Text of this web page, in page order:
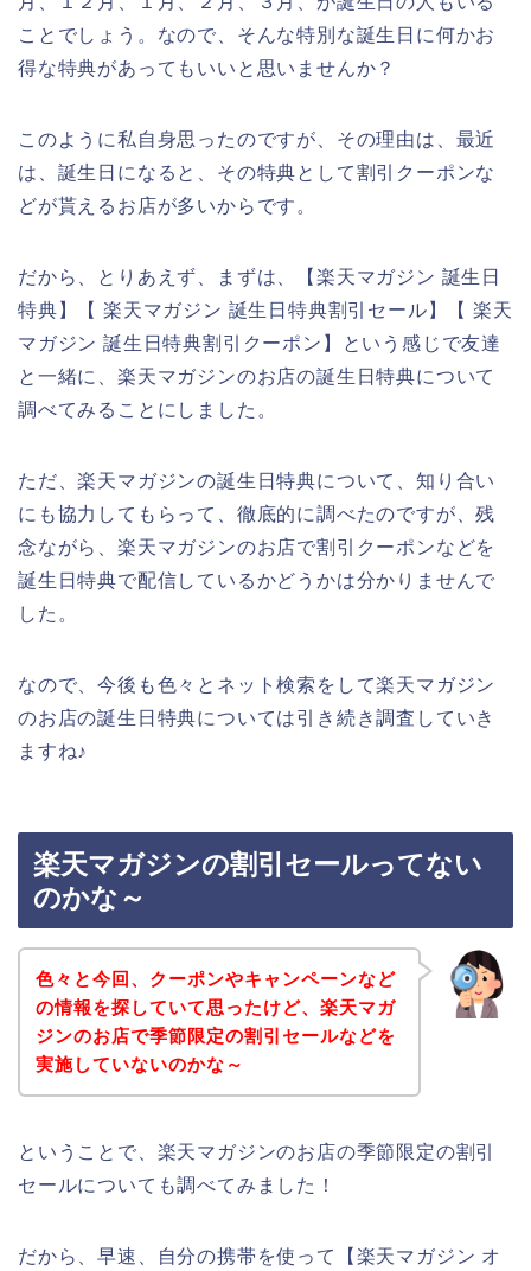
ことでしょう。なので、そんな特別な誕生日に何かお
得な特典があってもいいと思いませんか？
このように私自身思ったのですが、その理由は、最近
は、誕生日になると、その特典として割引クーポンな
どが貰えるお店が多いからです。
だから、とりあえず、まずは、【楽天マガジン 誕生日
特典】【 楽天マガジン 誕生日特典割引セール】【 楽天
マガジン 誕生日特典割引クーポン】という感じで友達
と一緒に、楽天マガジンのお店の誕生日特典について
調べてみることにしました。
ただ、楽天マガジンの誕生日特典について、知り合い
にも協力してもらって、徹底的に調べたのですが、残
念ながら、楽天マガジンのお店で割引クーポンなどを
誕生日特典で配信しているかどうかは分かりませんで
した。
なので、今後も色々とネット検索をして楽天マガジン
のお店の誕生日特典については引き続き調査していき
ますね♪
楽天マガジンの割引セールってない
のかな～
色々と今回、クーポンやキャンペーンなど
の情報を探していて思ったけど、楽天マガ
ジンのお店で季節限定の割引セールなどを
実施していないのかな～
ということで、楽天マガジンのお店の季節限定の割引
セールについても調べてみました！
だから、早速、自分の携帯を使って【楽天マガジン オ